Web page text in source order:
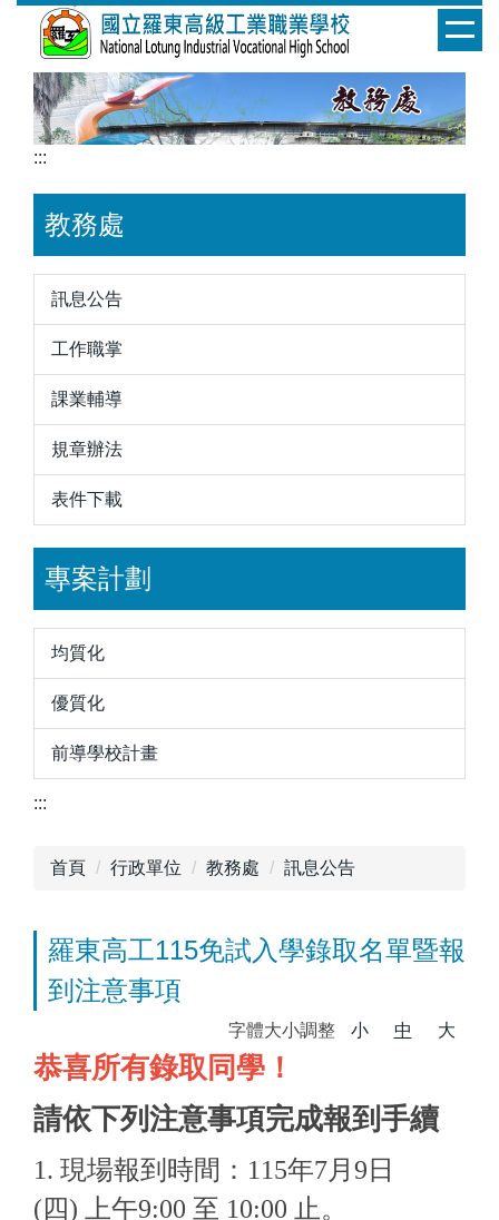
:::
教務處
訊息公告
工作職掌
課業輔導
規章辦法
表件下載
專案計劃
均質化
優質化
前導學校計畫
:::
首頁 行政單位 教務處 訊息公告
羅東高工115免試入學錄取名單暨報
到注意事項
字體大小調整 小 中 大
恭喜所有錄取同學！
請依下列注意事項完成報到手續
1. 現場報到時間：115年7月9日
(四) 上午9:00 至 10:00 止。